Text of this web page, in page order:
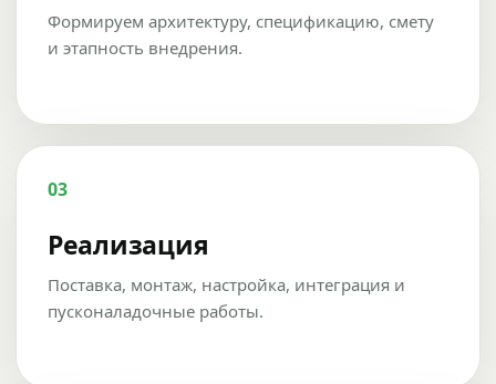
Формируем архитектуру, спецификацию, смету
и этапность внедрения.
03
Реализация
Поставка, монтаж, настройка, интеграция и
пусконаладочные работы.